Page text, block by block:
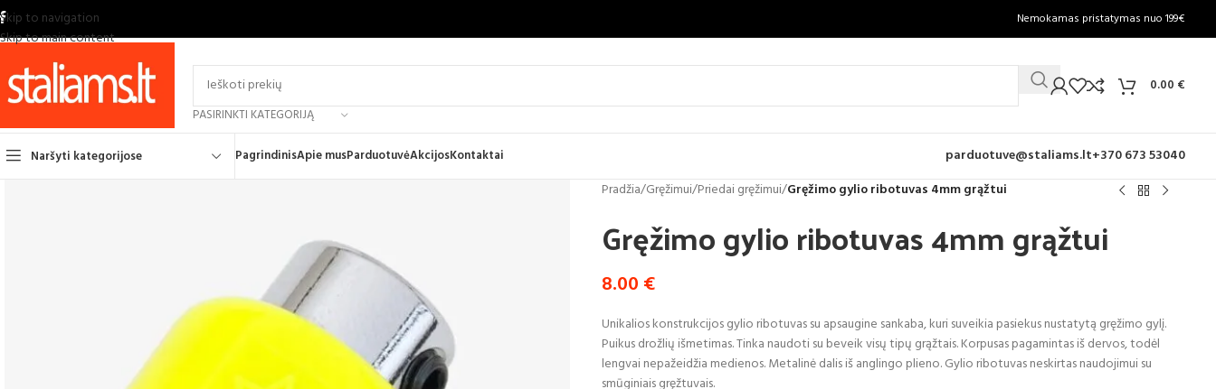
Skip to navigation
Skip to main content
Nemokamas pristatymas nuo 199€
PASIRINKTI KATEGORIJĄ
0.00 €
Naršyti kategorijose PagrindinisApie musParduotuvėAkcijosKontaktai parduotuve@staliams.lt+370 673 53040
Pradžia/Gręžimui/Priedai gręžimui/Gręžimo gylio ribotuvas 4mm grąžtui
Gręžimo gylio ribotuvas 4mm grąžtui
8.00 €
Unikalios konstrukcijos gylio ribotuvas su apsaugine sankaba, kuri suveikia pasiekus nustatytą gręžimo gylį.
Puikus drožlių išmetimas. Tinka naudoti su beveik visų tipų grąžtais. Korpusas pagamintas iš dervos, todėl
lengvai nepažeidžia medienos. Metalinė dalis iš anglingo plieno. Gylio ribotuvas neskirtas naudojimui su
smūginiais gręžtuvais.